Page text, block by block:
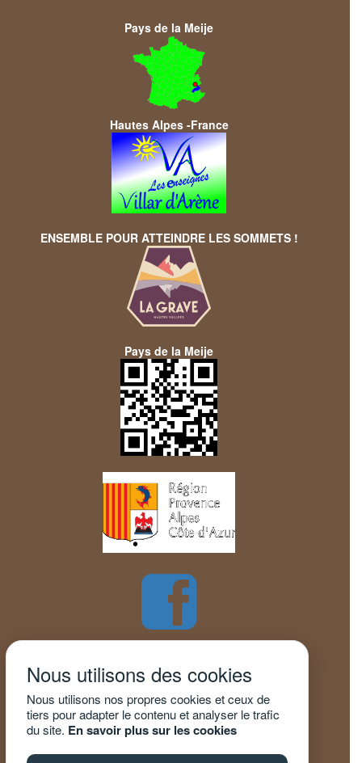
Pays de la Meije
Hautes Alpes -France
ENSEMBLE POUR ATTEINDRE LES SOMMETS !
Pays de la Meije
Nous utilisons des cookies
Nous utilisons nos propres cookies et ceux de
tiers pour adapter le contenu et analyser le trafic
du site. En savoir plus sur les cookies